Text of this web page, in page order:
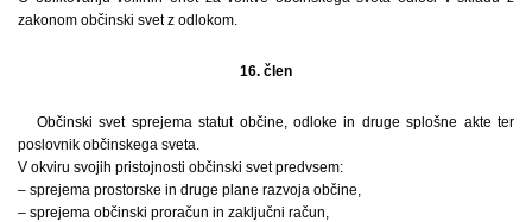
zakonom občinski svet z odlokom.
16. člen
Občinski svet sprejema statut občine, odloke in druge splošne akte ter
poslovnik občinskega sveta.
V okviru svojih pristojnosti občinski svet predvsem:
– sprejema prostorske in druge plane razvoja občine,
– sprejema občinski proračun in zaključni račun,